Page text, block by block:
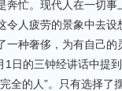
奔忙。现代人在一切事
令人疲劳的景象中去设
一种奢侈，为有自己的
日的三钟经讲话中提
全的人”。只有选择了